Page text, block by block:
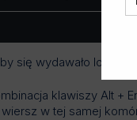
się wydawało
klawiszy Alt +
w tej samej